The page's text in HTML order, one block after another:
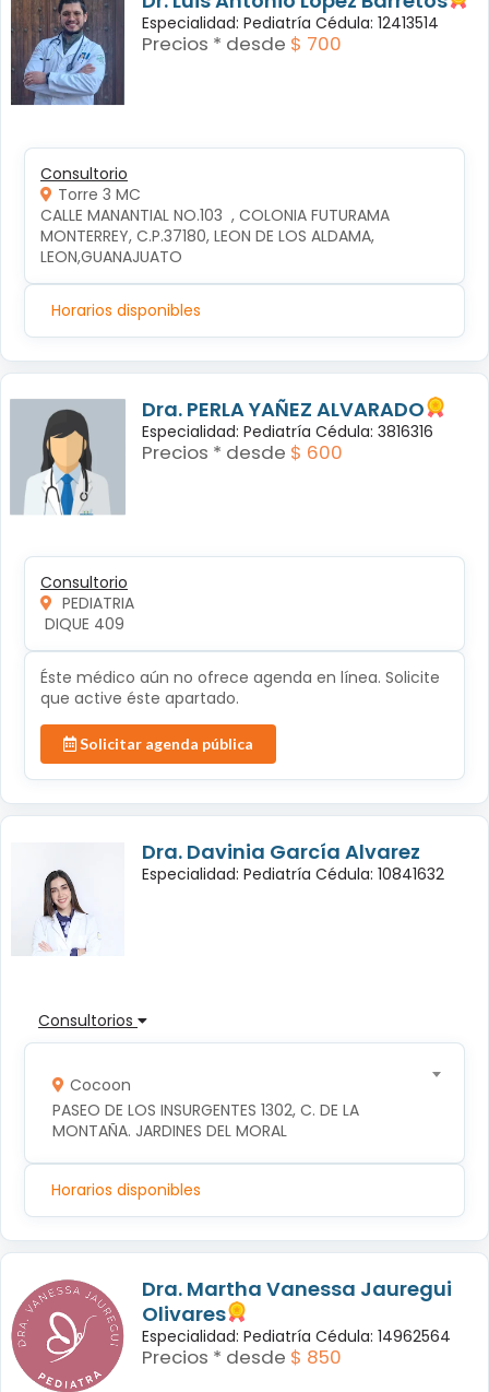
Especialidad: Pediatría Cédula: 12413514
Precios * desde $ 700
Consultorio
Torre 3 MC
CALLE MANANTIAL NO.103  , COLONIA FUTURAMA
MONTERREY, C.P.37180, LEON DE LOS ALDAMA,
LEON,GUANAJUATO
Horarios disponibles
Dra. PERLA YAÑEZ ALVARADO
Especialidad: Pediatría Cédula: 3816316
Precios * desde $ 600
Consultorio
PEDIATRIA
DIQUE 409
Éste médico aún no ofrece agenda en línea. Solicite
que active éste apartado.
Solicitar agenda pública
Dra. Davinia García Alvarez
Especialidad: Pediatría Cédula: 10841632
Consultorios
Cocoon
PASEO DE LOS INSURGENTES 1302, C. DE LA
MONTAÑA. JARDINES DEL MORAL
Horarios disponibles
Dra. Martha Vanessa Jauregui
Olivares
Especialidad: Pediatría Cédula: 14962564
Precios * desde $ 850